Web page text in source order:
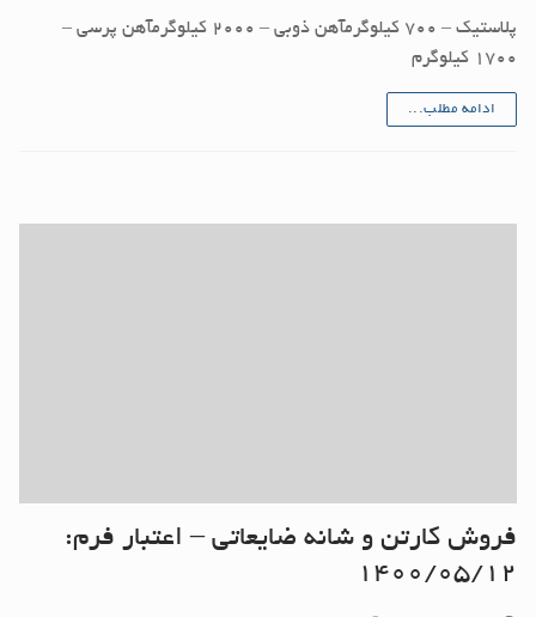
پلاستیک – ۷۰۰ کیلوگرمآهن ذوبی – ۲۰۰۰ کیلوگرمآهن پرسی –
۱۷۰۰ کیلوگرم
ادامه مطلب...
فروش کارتن و شانه ضایعاتی – اعتبار فرم:
۱۴۰۰/۰۵/۱۲